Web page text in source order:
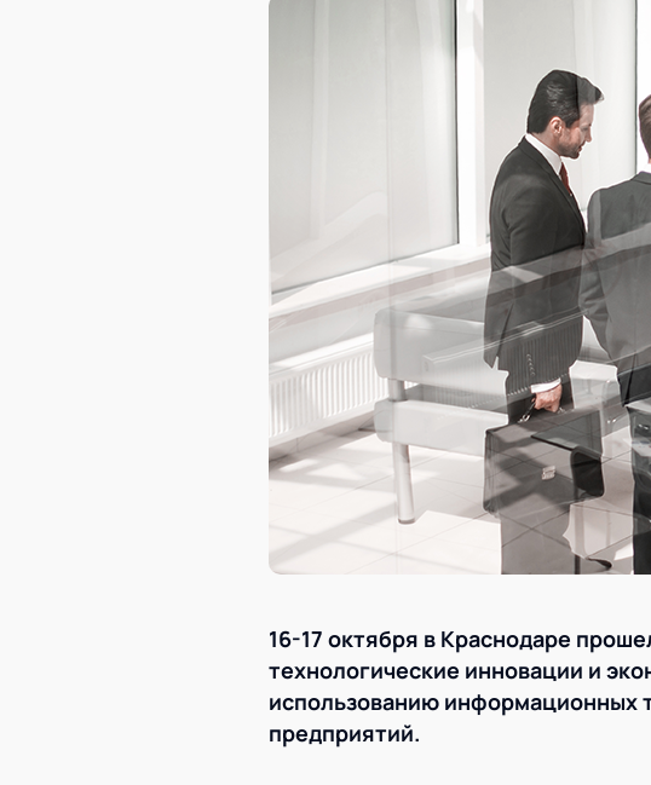
AXELOT AI
16-17 октября в Краснодаре
технологические инновации и
использованию информационных
предприятий.